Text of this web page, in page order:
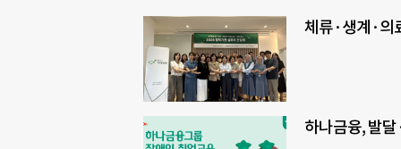
체류·생계·의
하나금융, 발